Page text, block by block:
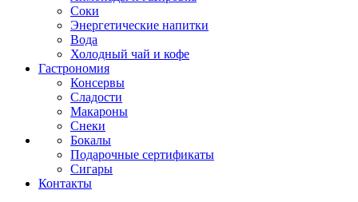
Соки
Энергетические напитки
Вода
Холодный чай и кофе
Гастрономия
Консервы
Сладости
Макароны
Снеки
Бокалы
Подарочные сертификаты
Сигары
Контакты